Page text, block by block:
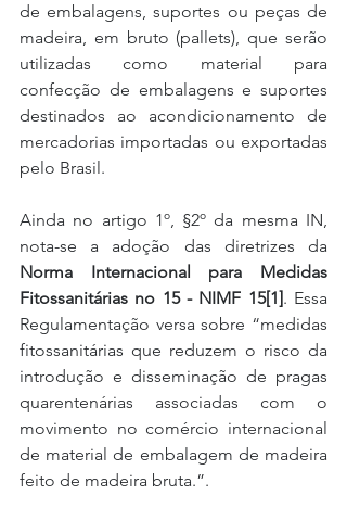
de embalagens, suportes ou peças de
madeira, em bruto (pallets), que serão
utilizadas como material para
confecção de embalagens e suportes
destinados ao acondicionamento de
mercadorias importadas ou exportadas
pelo Brasil.
Ainda no artigo 1º, §2º da mesma IN,
Norma Internacional para Medidas
Fitossanitárias no 15 - NIMF 15[1]. Essa
Regulamentação versa sobre “medidas
fitossanitárias que reduzem o risco da
introdução e disseminação de pragas
quarentenárias associadas com o
movimento no comércio internacional
de material de embalagem de madeira
feito de madeira bruta.”.